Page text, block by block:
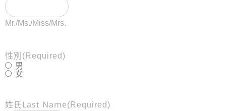
Mr./Ms./Miss/Mrs.
性別(Required)
男
女
姓氏Last Name(Required)